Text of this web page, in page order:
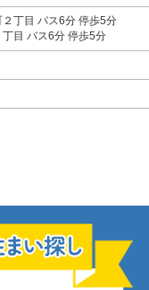
２丁目 バス6分 停歩5分
丁目 バス6分 停歩5分